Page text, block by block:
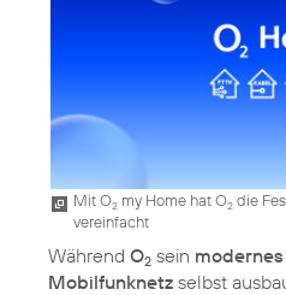
Mit O2 my Home hat O2 die
vereinfacht
Während O2 sein
Mobilfunknetz selbst